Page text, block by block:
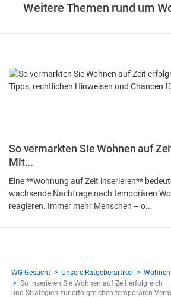
Weitere Themen rund um
So vermarkten Sie Wohnen auf
Mit...
Eine **Wohnung auf Zeit inserieren**
wachsende Nachfrage nach temporären
reagieren. Immer mehr Menschen – o...
WG-Gesucht Unsere Ratgeberartikel
So inserieren Sie Wohnen auf Zeit erfolgreich
und Strategien zur erfolgreichen temporären